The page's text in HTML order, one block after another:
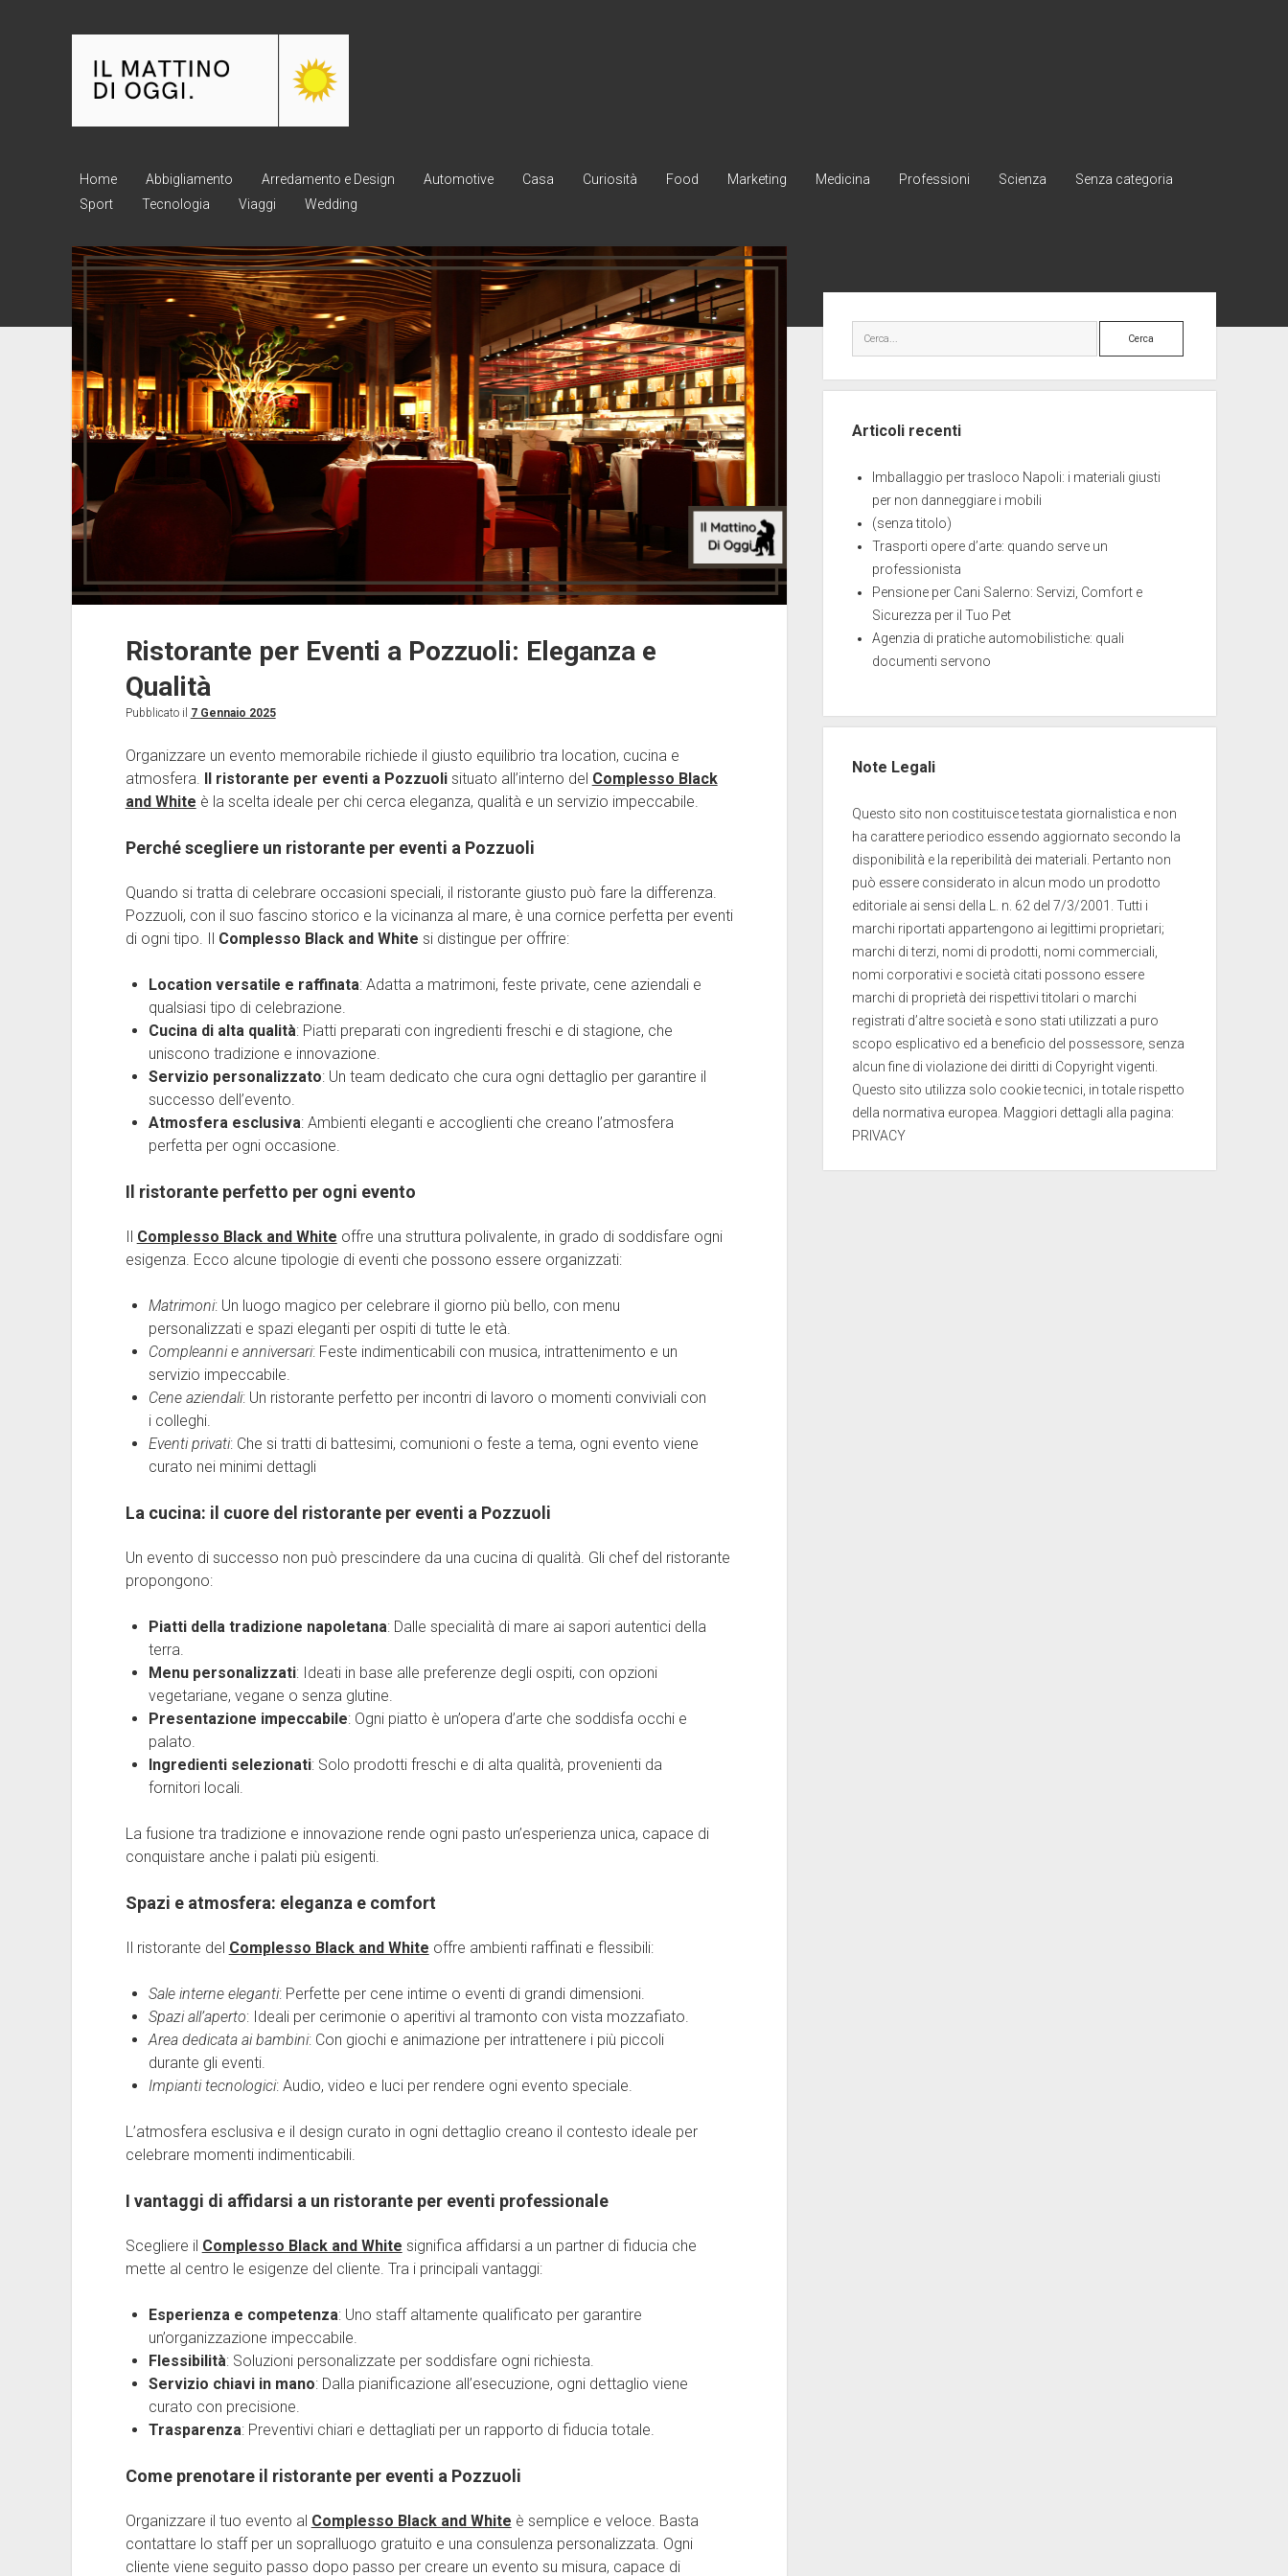
Mattino
oggi
Home Abbigliamento Arredamento e Design Automotive Casa Curiosità Food Marketing Medicina Professioni Scienza
Senza categoria
Sport
Tecnologia Viaggi Wedding
Ristorante per Eventi a Pozzuoli: Eleganza e
Qualità
Pubblicato il 7 Gennaio 2025
Organizzare un evento memorabile richiede il giusto equilibrio tra location, cucina e
atmosfera. Il ristorante per eventi a Pozzuolisituato all’interno del Complesso Black
and White è la scelta ideale per chi cerca eleganza, qualità e un servizio impeccabile.
Perché scegliere un ristorante per eventi a Pozzuoli
Quando si tratta di celebrare occasioni speciali, il ristorante giusto può fare la differenza.
Pozzuoli, con il suo fascino storico e la vicinanza al mare, è una cornice perfetta per eventi
di ogni tipo. Il Complesso Black and White si distingue per offrire:
Location versatile e raffinata: Adatta a matrimoni, feste private, cene aziendali e
qualsiasi tipo di celebrazione.
Cucina di alta qualità: Piatti preparati con ingredienti freschi e di stagione, che
uniscono tradizione e innovazione.
Servizio personalizzato: Un team dedicato che cura ogni dettaglio per garantire il
successo dell’evento.
Atmosfera esclusiva: Ambienti eleganti e accoglienti che creano l’atmosfera
perfetta per ogni occasione.
Il ristorante perfetto per ogni evento
Il Complesso Black and White offre una struttura polivalente, in grado di soddisfare ogni
esigenza. Ecco alcune tipologie di eventi che possono essere organizzati:
Matrimoni: Un luogo magico per celebrare il giorno più bello, con menu
personalizzati e spazi eleganti per ospiti di tutte le età.
Compleanni e anniversari: Feste indimenticabili con musica, intrattenimento e un
servizio impeccabile.
Cene aziendali: Un ristorante perfetto per incontri di lavoro o momenti conviviali con
i colleghi.
Eventi privati: Che si tratti di battesimi, comunioni o feste a tema, ogni evento viene
curato nei minimi dettagli
La cucina: il cuore del ristorante per eventi a Pozzuoli
Un evento di successo non può prescindere da una cucina di qualità. Gli chef del ristorante
propongono:
Piatti della tradizione napoletana: Dalle specialità di mare ai sapori autentici della
terra.
Menu personalizzati: Ideati in base alle preferenze degli ospiti, con opzioni
vegetariane, vegane o senza glutine.
Presentazione impeccabile: Ogni piatto è un’opera d’arte che soddisfa occhi e
palato.
Ingredienti selezionati: Solo prodotti freschi e di alta qualità, provenienti da
fornitori locali.
La fusione tra tradizione e innovazione rende ogni pasto un’esperienza unica, capace di
conquistare anche i palati più esigenti.
Spazi e atmosfera: eleganza e comfort
Il ristorante del Complesso Black and White offre ambienti raffinati e flessibili:
Sale interne eleganti: Perfette per cene intime o eventi di grandi dimensioni.
Spazi all’aperto: Ideali per cerimonie o aperitivi al tramonto con vista mozzafiato.
Area dedicata ai bambini: Con giochi e animazione per intrattenere i più piccoli
durante gli eventi.
Impianti tecnologici: Audio, video e luci per rendere ogni evento speciale.
L’atmosfera esclusiva e il design curato in ogni dettaglio creano il contesto ideale per
celebrare momenti indimenticabili.
I vantaggi di affidarsi a un ristorante per eventi professionale
Scegliere il Complesso Black and White significa affidarsi a un partner di fiducia che
mette al centro le esigenze del cliente. Tra i principali vantaggi:
Esperienza e competenza: Uno staff altamente qualificato per garantire
un’organizzazione impeccabile.
Flessibilità: Soluzioni personalizzate per soddisfare ogni richiesta.
Servizio chiavi in mano: Dalla pianificazione all’esecuzione, ogni dettaglio viene
curato con precisione.
Trasparenza: Preventivi chiari e dettagliati per un rapporto di fiducia totale.
Come prenotare il ristorante per eventi a Pozzuoli
Organizzare il tuo evento al Complesso Black and White è semplice e veloce. Basta
contattare lo staff per un sopralluogo gratuito e una consulenza personalizzata. Ogni
cliente viene seguito passo dopo passo per creare un evento su misura, capace di
laterale
Cerca
Articoli recenti
Imballaggio per trasloco Napoli: i materiali giusti
per non danneggiare i mobili
(senza titolo)
Trasporti opere d’arte: quando serve un
professionista
Pensione per Cani Salerno: Servizi, Comfort e
Sicurezza per il Tuo Pet
Agenzia di pratiche automobilistiche: quali
documenti servono
Note Legali
Questo sito non costituisce testata giornalistica e non
ha carattere periodico essendo aggiornato secondo la
disponibilità e la reperibilità dei materiali. Pertanto non
può essere considerato in alcun modo un prodotto
editoriale ai sensi della L. n. 62 del 7/3/2001. Tutti i
marchi riportati appartengono ai legittimi proprietari;
marchi di terzi, nomi di prodotti, nomi commerciali,
nomi corporativi e società citati possono essere
marchi di proprietà dei rispettivi titolari o marchi
registrati d’altre società e sono stati utilizzati a puro
scopo esplicativo ed a beneficio del possessore, senza
alcun fine di violazione dei diritti di Copyright vigenti.
Questo sito utilizza solo cookie tecnici, in totale rispetto
della normativa europea. Maggiori dettagli alla pagina:
PRIVACY